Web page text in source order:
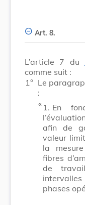
Art. 8.
L’article 7 du
comme suit :
1° Le
:
​ « 1. En
afin de
valeur
la
fibres
de
phases